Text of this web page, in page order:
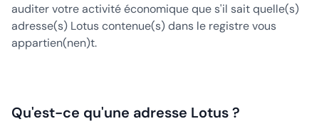
auditer votre activité économique que s'il sait quelle(s)
adresse(s) Lotus contenue(s) dans le registre vous
appartien(nen)t.
Qu'est-ce qu'une adresse Lotus ?